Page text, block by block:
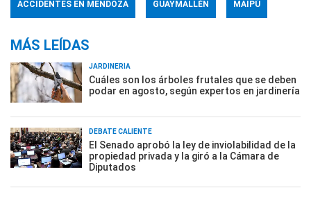
ACCIDENTES EN MENDOZA GUAYMALLÉN MAIPÚ
MÁS LEÍDAS
JARDINERÍA
Cuáles son los árboles frutales que se deben
podar en agosto, según expertos en jardinería
DEBATE CALIENTE
El Senado aprobó la ley de inviolabilidad de la
propiedad privada y la giró a la Cámara de
Diputados